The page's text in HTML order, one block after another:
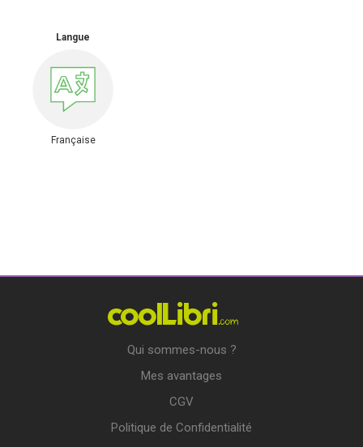
Langue
Française
Qui sommes-nous ?
Mes avantages
CGV
Politique de Confidentialité